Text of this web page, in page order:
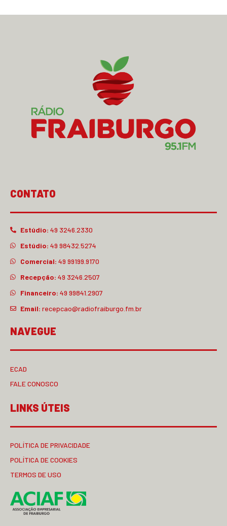
CONTATO
Estúdio: 49 3246.2330
Estúdio: 49 98432.5274
Comercial: 49 99199.9170
Recepção: 49 3246.2507
Financeiro: 49 99841.2907
Email: recepcao@radiofraiburgo.fm.br
NAVEGUE
ECAD
FALE CONOSCO
LINKS ÚTEIS
POLÍTICA DE PRIVACIDADE
POLÍTICA DE COOKIES
TERMOS DE USO